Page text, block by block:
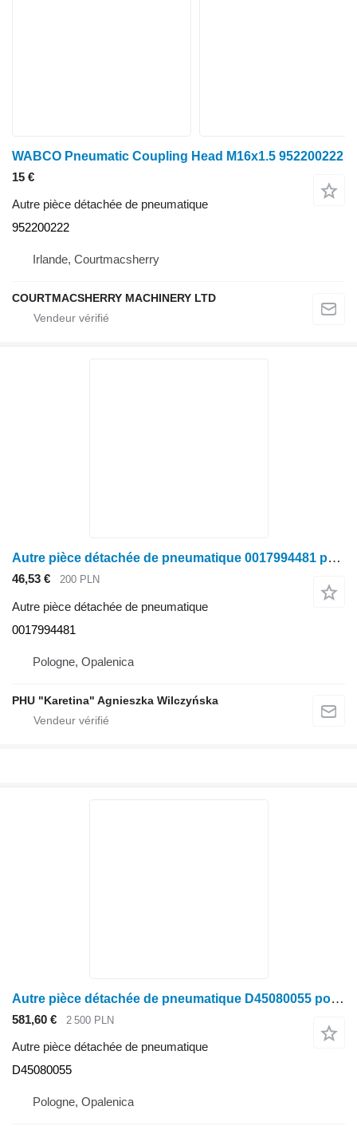
WABCO Pneumatic Coupling Head M16x1.5 952200222
15 €
Autre pièce détachée de pneumatique
952200222
Irlande, Courtmacsherry
COURTMACSHERRY MACHINERY LTD
Autre pièce détachée de pneumatique 0017994481 pour Claas
46,53 € 200 PLN
Autre pièce détachée de pneumatique
0017994481
Pologne, Opalenica
PHU "Karetina" Agnieszka Wilczyńska
Autre pièce détachée de pneumatique D45080055 pour Massey Ferguson Massey Fergusson MF 30 32
581,60 € 2 500 PLN
Autre pièce détachée de pneumatique
D45080055
Pologne, Opalenica